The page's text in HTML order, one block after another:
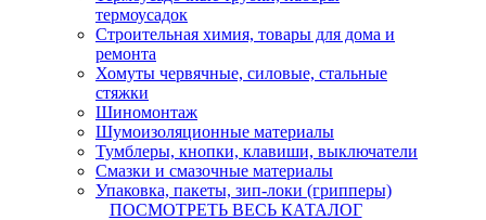
термоусадок
Строительная химия, товары для дома и
ремонта
Хомуты червячные, силовые, стальные
стяжки
Шиномонтаж
Шумоизоляционные материалы
Тумблеры, кнопки, клавиши, выключатели
Смазки и смазочные материалы
Упаковка, пакеты, зип-локи (грипперы)
ПОСМОТРЕТЬ ВЕСЬ КАТАЛОГ